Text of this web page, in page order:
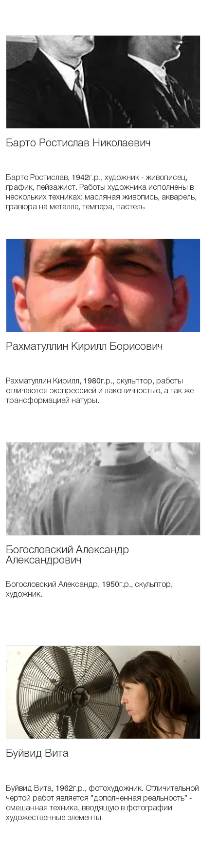
Барто Ростислав Николаевич
Барто Ростислав, 1942г.р., художник - живописец,
график, пейзажист. Работы художника исполнены в
нескольких техниках: масляная живопись, акварель,
гравюра на металле, темпера, пастель
Рахматуллин Кирилл Борисович
Рахматуллин Кирилл, 1980г.р., скульптор, работы
отличаются экспрессией и лаконичностью, а так же
трансформацией натуры.
Богословский Александр
Александрович
Богословский Александр, 1950г.р., скульптор,
художник.
Буйвид Вита
Буйвид Вита, 1962г.р., фотохудожник. Отличительной
чертой работ является "дополненная реальность" -
смешанная техника, вводящую в фотографии
художественные элементы